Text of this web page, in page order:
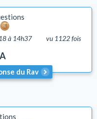
vu 1122 fois
à 14h37
du Rav